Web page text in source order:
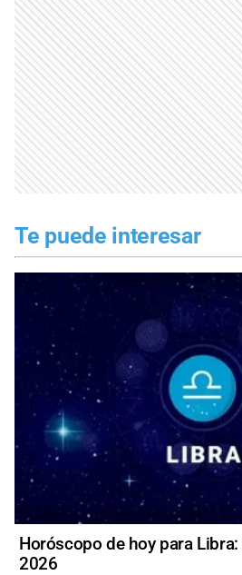
Te puede interesar
Horóscopo de hoy para
2026